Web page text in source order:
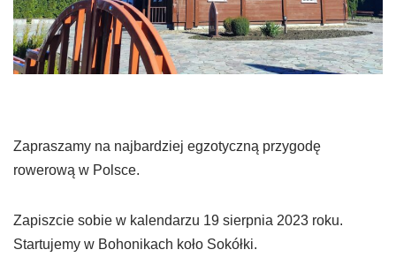
Zapraszamy na najbardziej egzotyczną przygodę
rowerową w Polsce.
Zapiszcie sobie w kalendarzu 19 sierpnia 2023 roku.
Startujemy w Bohonikach koło Sokółki.